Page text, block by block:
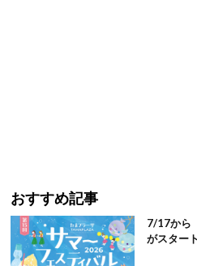
おすすめ記事
7/17から
がスター